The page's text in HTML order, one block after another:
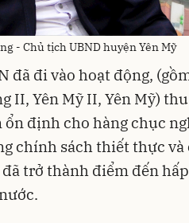
- Chủ tịch UBND huyện Yên Mỹ
đã đi vào hoạt động,
II, Yên Mỹ II, Yên Mỹ)
ổn định cho hàng chục
chính sách thiết thực
trở thành điểm đến